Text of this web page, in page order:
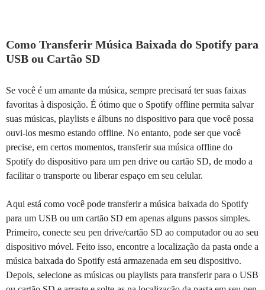
Como Transferir Música Baixada do Spotify para
USB ou Cartão SD
Se você é um amante da música, sempre precisará ter suas faixas
favoritas à disposição. É ótimo que o Spotify offline permita salvar
suas músicas, playlists e álbuns no dispositivo para que você possa
ouvi-los mesmo estando offline. No entanto, pode ser que você
precise, em certos momentos, transferir sua música offline do
Spotify do dispositivo para um pen drive ou cartão SD, de modo a
facilitar o transporte ou liberar espaço em seu celular.
Aqui está como você pode transferir a música baixada do Spotify
para um USB ou um cartão SD em apenas alguns passos simples.
Primeiro, conecte seu pen drive/cartão SD ao computador ou ao seu
dispositivo móvel. Feito isso, encontre a localização da pasta onde a
música baixada do Spotify está armazenada em seu dispositivo.
Depois, selecione as músicas ou playlists para transferir para o USB